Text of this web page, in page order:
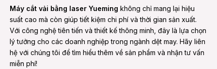
Máy cắt vải bằng laser Yueming không chỉ mang lại hiệu
suất cao mà còn giúp tiết kiệm chi phí và thời gian sản xuất.
Với công nghệ tiên tiến và thiết kế thông minh, đây là lựa chọn
lý tưởng cho các doanh nghiệp trong ngành dệt may. Hãy liên
hệ với chúng tôi để tìm hiểu thêm về sản phẩm và nhận tư vấn
miễn phí!